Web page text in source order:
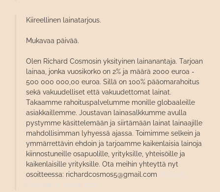
Kiireellinen lainatarjous.
Mukavaa päivää.
Olen Richard Cosmosin yksityinen lainanantaja. Tarjoan
lainaa, jonka vuosikorko on 2% ja määrä 2000 euroa -
500 000 000,00 euroa. Sillä on 100% pääomarahoitus
sekä vakuudelliset että vakuudettomat lainat.
Takaamme rahoituspalvelumme monille globaaleille
asiakkaillemme. Joustavan lainasalkkumme avulla
pystymme käsittelemään ja siirtämään lainat lainaajille
mahdollisimman lyhyessä ajassa. Toimimme selkein ja
ymmärrettävin ehdoin ja tarjoamme kaikenlaisia ​​lainoja
kiinnostuneille osapuolille, yrityksille, yhteisöille ja
kaikenlaisille yrityksille. Ota meihin yhteyttä nyt
osoitteessa: richardcosmos5@gmail.com